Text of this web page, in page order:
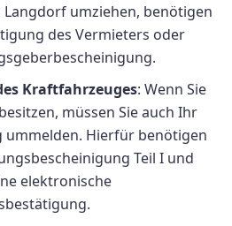
umziehen, benötigen
des Vermieters oder
Kraftfahrzeuges: Wenn Sie
müssen Sie auch Ihr
ummelden. Hierfür benötigen
Teil I und
elektronische